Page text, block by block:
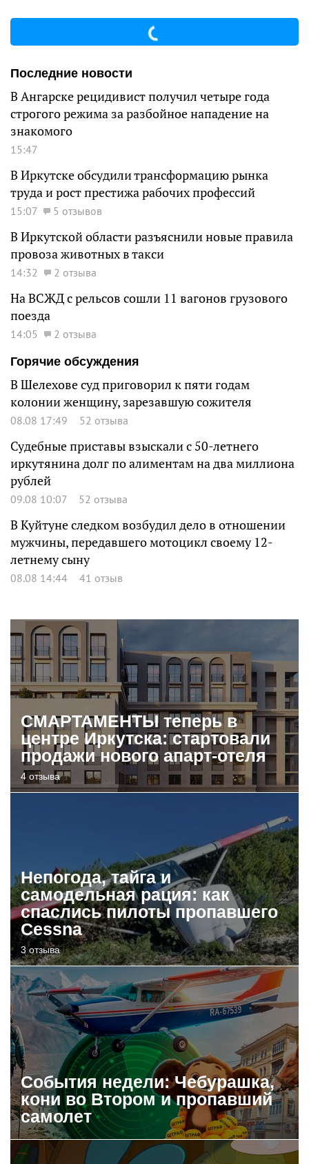
Последние новости
В Ангарске рецидивист получил четыре года
строгого режима за разбойное нападение на
знакомого
15:47
В Иркутске обсудили трансформацию рынка
труда и рост престижа рабочих профессий
15:07 5 отзывов
В Иркутской области разъяснили новые правила
провоза животных в такси
14:32 2 отзыва
На ВСЖД с рельсов сошли 11 вагонов грузового
поезда
14:05
2 отзыва
Горячие обсуждения
В Шелехове суд приговорил к пяти годам
колонии женщину, зарезавшую сожителя
08.08 17:49 52 отзыва
Судебные приставы взыскали с 50-летнего
иркутянина долг по алиментам на два миллиона
рублей
09.08 10:07 52 отзыва
В Куйтуне следком возбудил дело в отношении
мужчины, передавшего мотоцикл своему 12-
летнему сыну
08.08 14:44 41 отзыв
СМАРТАМЕНТЫ теперь в
центре Иркутска: стартовали
продажи нового апарт-отеля
4 отзыва
Непогода, тайга и
самодельная рация: как
спаслись пилоты пропавшего
Cessna
3 отзыва
События недели: Чебурашка,
кони во Втором и пропавший
самолет